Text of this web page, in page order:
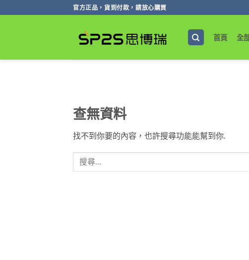
轉
官方正品，貨到付款，請放心購買
首頁 全
查無資料
找不到你要的內容，也許搜尋功能能幫到你.